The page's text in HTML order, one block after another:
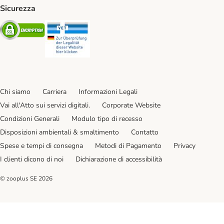
Sicurezza
Security
Chi siamo Carriera
Informazioni Legali
Vai all'Atto sui servizi digitali.
Corporate Website
Condizioni Generali
Modulo tipo di recesso
Disposizioni ambientali & smaltimento
Contatto
Spese e tempi di consegna
Metodi di Pagamento
Privacy
I clienti dicono di noi
Dichiarazione di accessibilità
© zooplus SE 2026